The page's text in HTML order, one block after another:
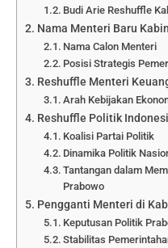
Budi Arie Reshuffle
Nama Menteri Baru
Nama Calon Menteri
Posisi Strategis
Reshuffle Menteri
Arah Kebijakan
Reshuffle Politik
Koalisi Partai Politik
Dinamika Politik
Tantangan dalam
Prabowo
Pengganti Menteri di
Keputusan Politik
Stabilitas